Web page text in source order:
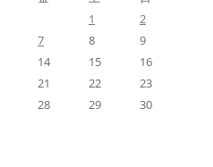
1
2
7 8
9
14 15
16
21 22
23
28 29
30